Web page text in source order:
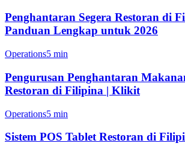
Penghantaran Segera Restoran di
Panduan Lengkap untuk 2026
Operations5 min
Pengurusan Penghantaran
Restoran di Filipina | Klikit
Operations5 min
Sistem POS Tablet Restoran di